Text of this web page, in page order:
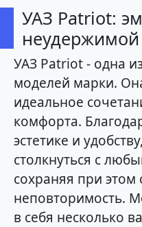
УАЗ Patriot:
УАЗ Patriot - одна
моделей марки.
идеальное
комфорта.
эстетике и
столкнуться с
сохраняя при
неповторимость.
в себя несколько